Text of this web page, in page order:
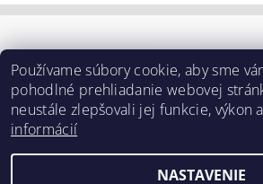
Používame súbory cookie, aby sme
pohodlné prehliadanie webovej
neustále zlepšovali jej funkcie, výkon
informácií
NASTAVENIE